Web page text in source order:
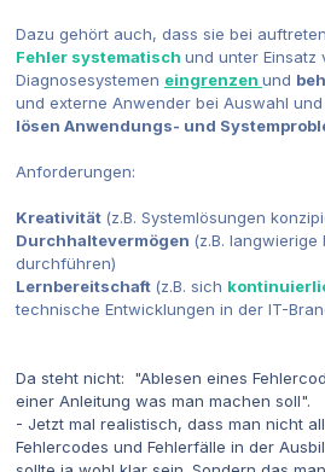
Dazu gehört auch, dass sie bei
Fehler systematisch und unter Einsatz
Diagnosesystemen eingrenzen und
und externe Anwender bei Auswahl
lösen Anwendungs- und
Anforderungen:
Kreativität (z.B. Systemlösungen
Durchhaltevermögen (z.B. langwierige
durchführen)
Lernbereitschaft (z.B. sich
technische Entwicklungen in der IT-
Da steht nicht: "Ablesen eines
einer Anleitung was man machen soll".
- Jetzt mal realistisch, dass man nicht
Fehlercodes und Fehlerfälle in der